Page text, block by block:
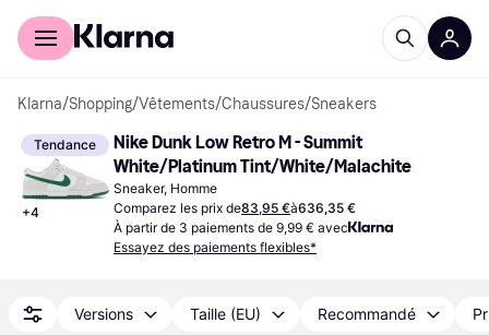
Acheter avec Klarna
Klarna/Shopping/Vêtements/Chaussures/Sneakers
Tendance
+4
Nike Dunk Low Retro M - Summit
White/Platinum Tint/White/Malachite
Sneaker, Homme
Comparez les prix de83,95 €à636,35 €
À partir de 3 paiements de 9,99 € avec
Essayez des paiements flexibles*
Versions Taille (EU) Recommandé